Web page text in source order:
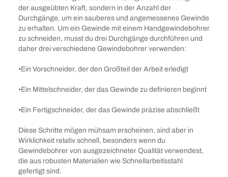
der ausgeübten Kraft, sondern in der Anzahl der
Durchgänge, um ein sauberes und angemessenes Gewinde
zu erhalten. Um ein Gewinde mit einem Handgewindebohrer
zu schneiden, musst du drei Durchgänge durchführen und
daher drei verschiedene Gewindebohrer verwenden:
•Ein Vorschneider, der den Großteil der Arbeit erledigt
•Ein Mittelschneider, der das Gewinde zu definieren beginnt
•Ein Fertigschneider, der das Gewinde präzise abschließt
Diese Schritte mögen mühsam erscheinen, sind aber in
Wirklichkeit relativ schnell, besonders wenn du
Gewindebohrer von ausgezeichneter Qualität verwendest,
die aus robusten Materialien wie Schnellarbeitsstahl
gefertigt sind.